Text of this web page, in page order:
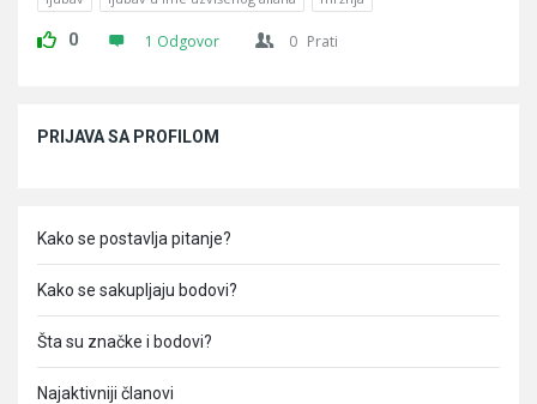
0 1 Odgovor 0 Prati
PRIJAVA SA PROFILOM
Kako se postavlja pitanje?
Kako se sakupljaju bodovi?
Šta su značke i bodovi?
Najaktivniji članovi